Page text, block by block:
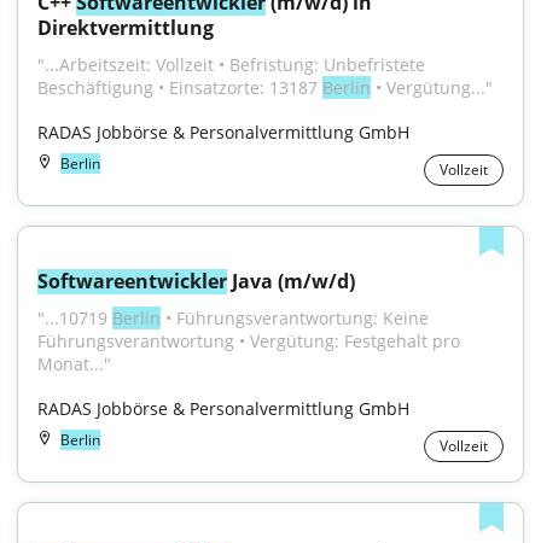
Direktvermittlung
"...Arbeitszeit: Vollzeit • Befristung: Unbefristete
Beschäftigung • Einsatzorte: 13187 Berlin • Vergütung..."
RADAS Jobbörse & Personalvermittlung GmbH
Berlin Vollzeit
Softwareentwickler Java (m/w/d)
"...10719 Berlin • Führungsverantwortung: Keine
Führungsverantwortung • Vergütung: Festgehalt pro
Monat..."
RADAS Jobbörse & Personalvermittlung GmbH
Berlin Vollzeit